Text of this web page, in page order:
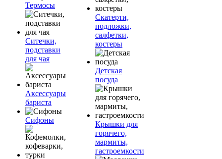
Термосы
Ситечки,
подставки
для чая
Аксессуары
бариста
Сифоны
Скатерти,
подложки,
салфетки,
костеры
Детская
посуда
Крышки для
горячего,
мармиты,
гастроемкости